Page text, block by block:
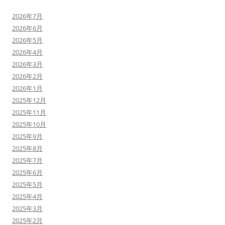
2026年7月
2026年6月
2026年5月
2026年4月
2026年3月
2026年2月
2026年1月
2025年12月
2025年11月
2025年10月
2025年9月
2025年8月
2025年7月
2025年6月
2025年5月
2025年4月
2025年3月
2025年2月